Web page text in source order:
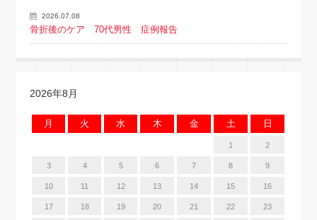
2026.07.08
骨折後のケア 70代男性 症例報告
2026年8月
月 火 水 木 金 土 日
1 2
3 4 5 6 7 8 9
10 11 12 13 14 15 16
17 18 19 20 21 22 23